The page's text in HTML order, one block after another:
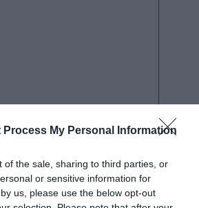
Process My Personal Information
of the sale, sharing to third parties, or
or sensitive information for
us, please use the below opt-out